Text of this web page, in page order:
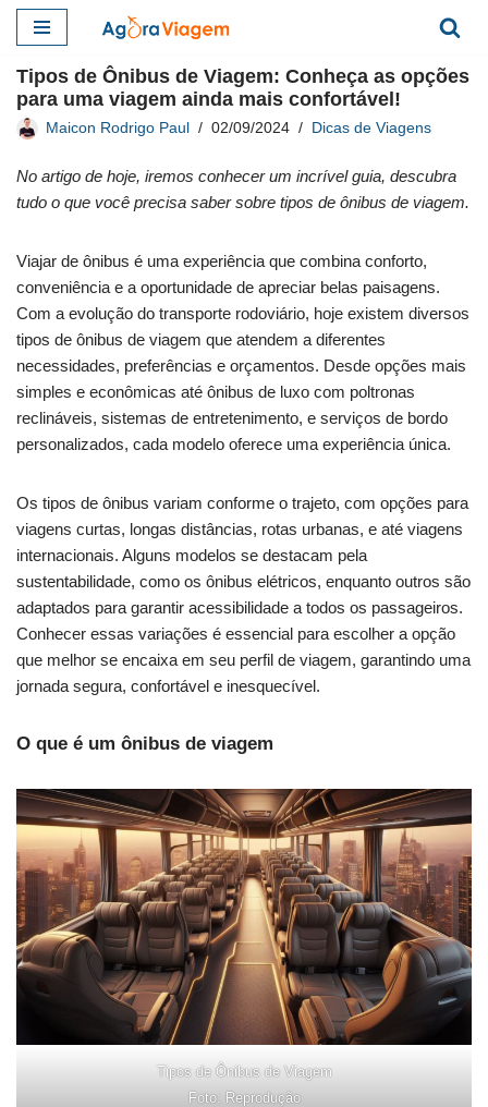
para
o
conteúdo
Tipos de Ônibus de Viagem: Conheça as opções
para uma viagem ainda mais confortável!
Maicon Rodrigo Paul 02/09/2024 Dicas de Viagens
No artigo de hoje, iremos conhecer um incrível guia, descubra
tudo o que você precisa saber sobre tipos de ônibus de viagem.
Viajar de ônibus é uma experiência que combina conforto,
conveniência e a oportunidade de apreciar belas paisagens.
Com a evolução do transporte rodoviário, hoje existem diversos
tipos de ônibus de viagem que atendem a diferentes
necessidades, preferências e orçamentos. Desde opções mais
simples e econômicas até ônibus de luxo com poltronas
reclináveis, sistemas de entretenimento, e serviços de bordo
personalizados, cada modelo oferece uma experiência única.
Os tipos de ônibus variam conforme o trajeto, com opções para
viagens curtas, longas distâncias, rotas urbanas, e até viagens
internacionais. Alguns modelos se destacam pela
sustentabilidade, como os ônibus elétricos, enquanto outros são
adaptados para garantir acessibilidade a todos os passageiros.
Conhecer essas variações é essencial para escolher a opção
que melhor se encaixa em seu perfil de viagem, garantindo uma
jornada segura, confortável e inesquecível.
O que é um ônibus de viagem
Tipos de Ônibus de Viagem
Foto: Reprodução